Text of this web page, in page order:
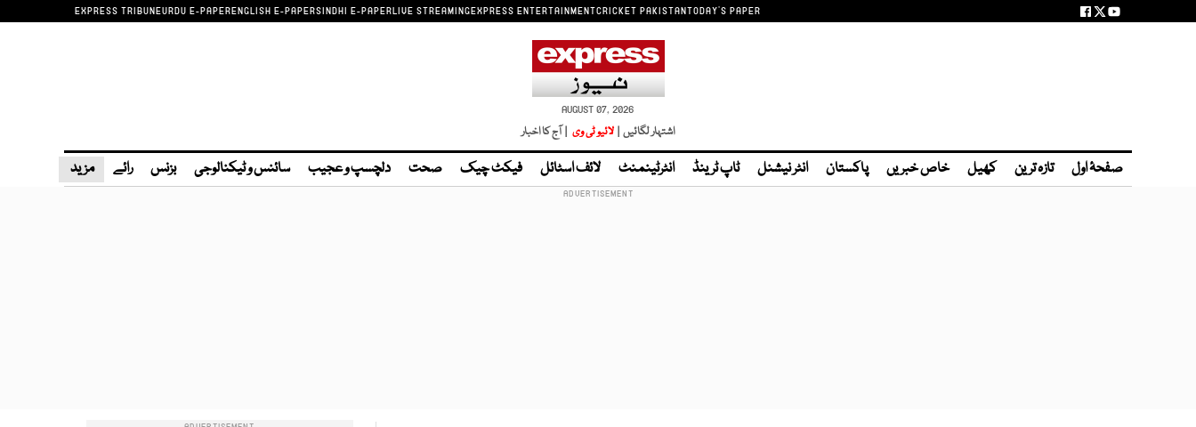
EXPRESS TRIBUNEURDU E-PAPERENGLISH E-PAPERSINDHI E-PAPERLIVE STREAMINGEXPRESS ENTERTAINMENTCRICKET PAKISTANTODAY'S PAPER
AUGUST 07, 2026
اشتہار لگائیں | لائیو ٹی وی | آج کا اخبار
صفحۂ اول تازہ ترین کھیل خاص خبریں پاکستان انٹر نیشنل ٹاپ ٹرینڈ انٹرٹینمنٹ لائف اسٹائل فیکٹ چیک صحت دلچسپ و عجیب سائنس و ٹیکنالوجی بزنس رائے مزید